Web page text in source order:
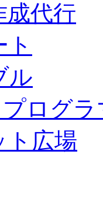
成代行
ル
ログラ
ト広場